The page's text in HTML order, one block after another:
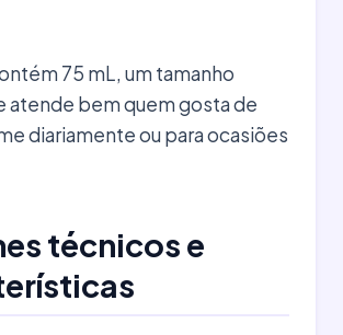
75 mL, um tamanho
atende bem quem gosta de
diariamente ou para ocasiões
técnicos e